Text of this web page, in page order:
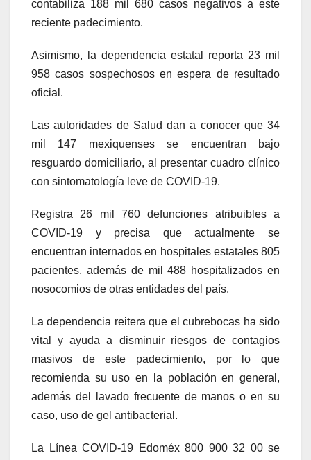
contabiliza 188 mil 680 casos negativos a este
reciente padecimiento.
Asimismo, la dependencia estatal reporta 23 mil
958 casos sospechosos en espera de resultado
oficial.
Las autoridades de Salud dan a conocer que 34
mil 147 mexiquenses se encuentran bajo
resguardo domiciliario, al presentar cuadro clínico
con sintomatología leve de COVID-19.
Registra 26 mil 760 defunciones atribuibles a
COVID-19 y precisa que actualmente se
encuentran internados en hospitales estatales 805
pacientes, además de mil 488 hospitalizados en
nosocomios de otras entidades del país.
La dependencia reitera que el cubrebocas ha sido
vital y ayuda a disminuir riesgos de contagios
masivos de este padecimiento, por lo que
recomienda su uso en la población en general,
además del lavado frecuente de manos o en su
caso, uso de gel antibacterial.
La Línea COVID-19 Edoméx 800 900 32 00 se